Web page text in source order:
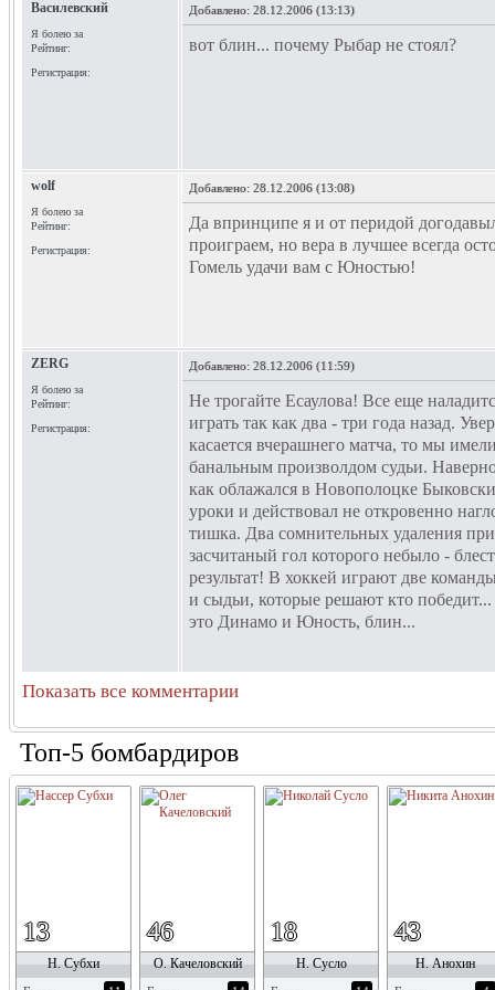
Василевский
Я болею за
Рейтинг:
Регистрация:
Добавлено: 28.12.2006 (13:13)
вот блин... почему Рыбар не стоял?
wolf
Я болею за
Рейтинг:
Регистрация:
Добавлено: 28.12.2006 (13:08)
Да впринципе я и от перидой
проиграем, но вера в лучшее всегда
Гомель удачи вам с Юностью!
ZERG
Я болею за
Рейтинг:
Регистрация:
Добавлено: 28.12.2006 (11:59)
Не трогайте Есаулова! Все еще
играть так как два - три года назад.
касается вчерашнего матча, то мы
банальным произволдом судьи.
как облажался в Новополоцке
уроки и действовал не откровенно
тишка. Два сомнительных удаления
засчитаный гол которого небыло -
результат! В хоккей играют две
и сыдьи, которые решают кто
это Динамо и Юность, блин...
Показать все комментарии
Топ-5 бомбардиров
13
Н. Субхи
46
О. Качеловский
18
Н. Сусло
43
Н. Анохин